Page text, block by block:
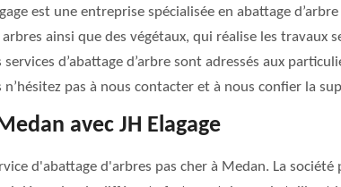
est une entreprise spécialisée en abattage
ainsi que des végétaux, qui réalise les
d’abattage d’arbre sont adressés aux
pas à nous contacter et à nous confier la
avec JH Elagage
d'abattage d'arbres pas cher à Medan. La